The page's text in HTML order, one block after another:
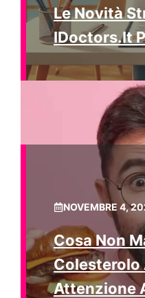
Le Novità
IDoctors.it
NOVEMBRE 4,
Cosa Non
Colesterolo
Attenzione